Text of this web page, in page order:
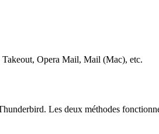
Opera Mail, Mail (Mac), etc.
Les deux méthodes